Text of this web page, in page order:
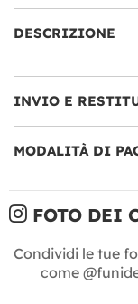
DESCRIZIONE
INVIO E
MODALITÀ DI
FOTO DEI
Condividi le tue
come